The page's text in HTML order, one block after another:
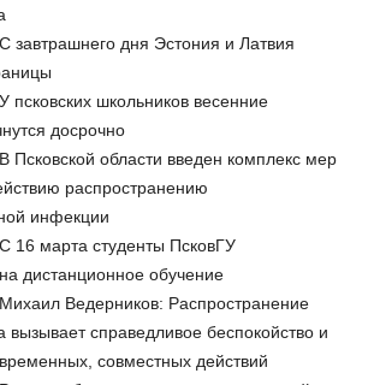
завтрашнего дня Эстония и Латвия
псковских школьников весенние
досрочно
Псковской области введен комплекс мер
распространению
инфекции
16 марта студенты ПсковГУ
дистанционное обучение
Ведерников: Распространение
вызывает справедливое беспокойство и
совместных действий